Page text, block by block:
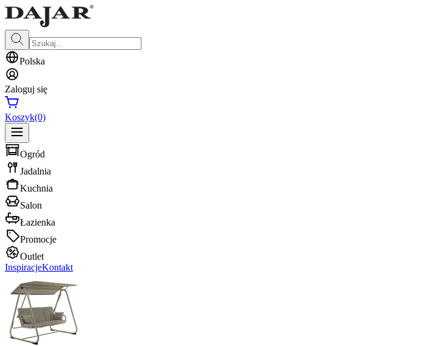
Polska
Zaloguj się
Koszyk(0)
Ogród
Jadalnia
Kuchnia
Salon
Łazienka
Promocje
Outlet
InspiracjeKontakt